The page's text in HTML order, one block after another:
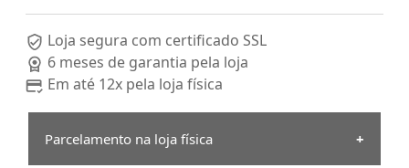
Loja segura com certificado SSL
6 meses de garantia pela loja
Em até 12x pela loja física
Parcelamento na loja física